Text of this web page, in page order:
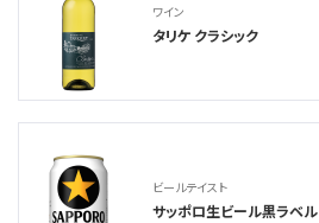
ワイン
タリケ クラシック
ビールテイスト
サッポロ生ビール黒ラベル